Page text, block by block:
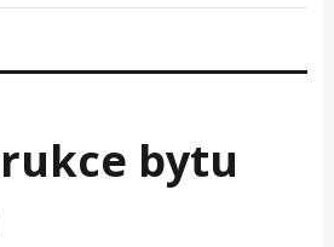
bytu